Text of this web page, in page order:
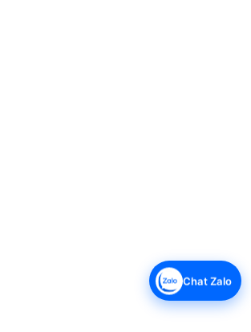
Chat Zalo